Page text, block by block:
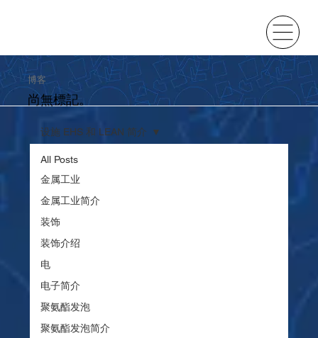
All Posts
金属工业
金属工业简介
装饰
装饰介绍
电
电子简介
聚氨酯发泡
聚氨酯发泡简介
设施 EHS 和 LEAN 简介
博客
尚無標記。